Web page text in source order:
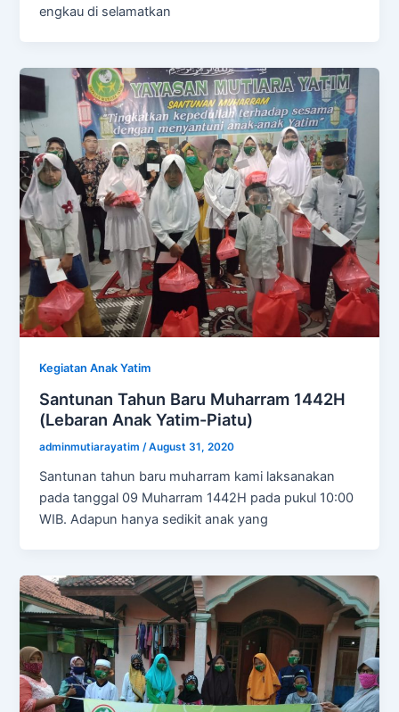
engkau di selamatkan
Kegiatan Anak Yatim
Santunan Tahun Baru Muharram 1442H
(Lebaran Anak Yatim-Piatu)
adminmutiarayatim/August 31, 2020
Santunan tahun baru muharram kami laksanakan
pada tanggal 09 Muharram 1442H pada pukul 10:00
WIB. Adapun hanya sedikit anak yang